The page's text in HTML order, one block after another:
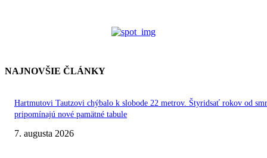
NAJNOVŠIE ČLÁNKY
Hartmutovi Tautzovi chýbalo k slobode 22 metrov. Štyridsať rokov od
pripomínajú nové pamätné tabule
7. augusta 2026